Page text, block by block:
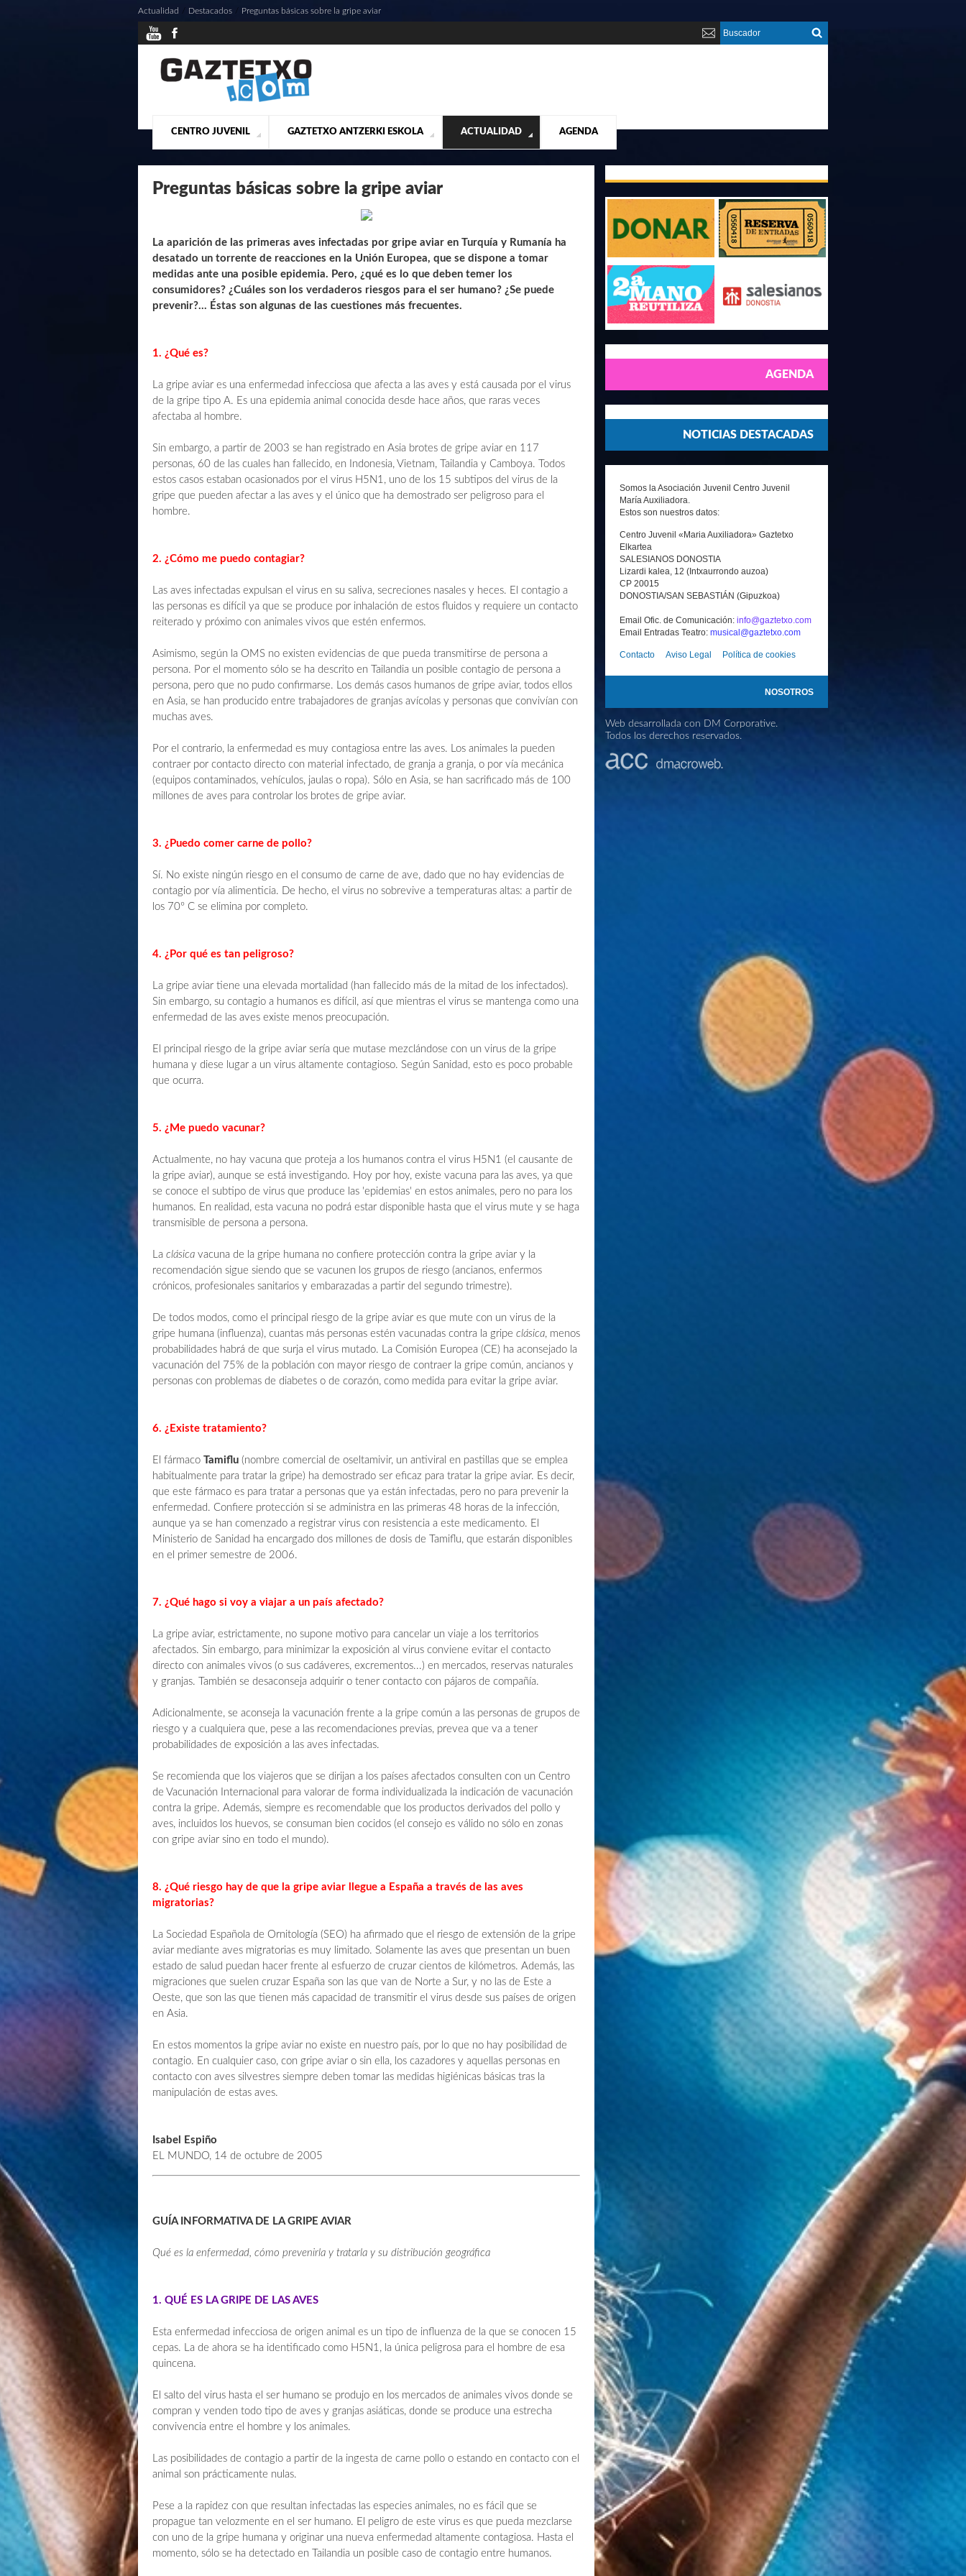
CENTRO JUVENIL
¿QUIENES SOMOS? ACTUALIDAD CONTACTO ¡VUELA ALTO RUBÉN!
GAZTETXO ANTZERKI ESKOLA
PRESENTACIÓN MUSICALES MATERIAL SEGUNDA MANO VENTA
ACTUALIDAD
DESTACADOS VIDEOS
AGENDA
Actualidad Destacados Preguntas básicas sobre la gripe aviar
AGENDA
NOTICIAS DESTACADAS
Somos la Asociación Juvenil Centro Juvenil
María Auxiliadora.
Estos son nuestros datos:
Centro Juvenil «Maria Auxiliadora» Gaztetxo
Elkartea
SALESIANOS DONOSTIA
Lizardi kalea, 12 (Intxaurrondo auzoa)
CP 20015
DONOSTIA/SAN SEBASTIÁN (Gipuzkoa)
Email Ofic. de Comunicación: info@gaztetxo.com
Email Entradas Teatro: musical@gaztetxo.com
Contacto Aviso Legal Política de cookies
NOSOTROS
Web desarrollada con DM Corporative.
Todos los derechos reservados.
Preguntas básicas sobre la gripe aviar
La aparición de las primeras aves infectadas por gripe aviar en Turquía y Rumanía ha
desatado un torrente de reacciones en la Unión Europea, que se dispone a tomar
medidas ante una posible epidemia. Pero, ¿qué es lo que deben temer los
consumidores? ¿Cuáles son los verdaderos riesgos para el ser humano? ¿Se puede
prevenir?... Éstas son algunas de las cuestiones más frecuentes.
1. ¿Qué es?
La gripe aviar es una enfermedad infecciosa que afecta a las aves y está causada por el virus
de la gripe tipo A. Es una epidemia animal conocida desde hace años, que raras veces
afectaba al hombre.
Sin embargo, a partir de 2003 se han registrado en Asia brotes de gripe aviar en 117
personas, 60 de las cuales han fallecido, en Indonesia, Vietnam, Tailandia y Camboya. Todos
estos casos estaban ocasionados por el virus H5N1, uno de los 15 subtipos del virus de la
gripe que pueden afectar a las aves y el único que ha demostrado ser peligroso para el
hombre.
2. ¿Cómo me puedo contagiar?
Las aves infectadas expulsan el virus en su saliva, secreciones nasales y heces. El contagio a
las personas es difícil ya que se produce por inhalación de estos fluidos y requiere un contacto
reiterado y próximo con animales vivos que estén enfermos.
Asimismo, según la OMS no existen evidencias de que pueda transmitirse de persona a
persona. Por el momento sólo se ha descrito en Tailandia un posible contagio de persona a
persona, pero que no pudo confirmarse. Los demás casos humanos de gripe aviar, todos ellos
en Asia, se han producido entre trabajadores de granjas avícolas y personas que convivían con
muchas aves.
Por el contrario, la enfermedad es muy contagiosa entre las aves. Los animales la pueden
contraer por contacto directo con material infectado, de granja a granja, o por vía mecánica
(equipos contaminados, vehículos, jaulas o ropa). Sólo en Asia, se han sacrificado más de 100
millones de aves para controlar los brotes de gripe aviar.
3. ¿Puedo comer carne de pollo?
Sí. No existe ningún riesgo en el consumo de carne de ave, dado que no hay evidencias de
contagio por vía alimenticia. De hecho, el virus no sobrevive a temperaturas altas: a partir de
los 70º C se elimina por completo.
4. ¿Por qué es tan peligroso?
La gripe aviar tiene una elevada mortalidad (han fallecido más de la mitad de los infectados).
Sin embargo, su contagio a humanos es difícil, así que mientras el virus se mantenga como una
enfermedad de las aves existe menos preocupación.
El principal riesgo de la gripe aviar sería que mutase mezclándose con un virus de la gripe
humana y diese lugar a un virus altamente contagioso. Según Sanidad, esto es poco probable
que ocurra.
5. ¿Me puedo vacunar?
Actualmente, no hay vacuna que proteja a los humanos contra el virus H5N1 (el causante de
la gripe aviar), aunque se está investigando. Hoy por hoy, existe vacuna para las aves, ya que
se conoce el subtipo de virus que produce las 'epidemias' en estos animales, pero no para los
humanos. En realidad, esta vacuna no podrá estar disponible hasta que el virus mute y se haga
transmisible de persona a persona.
La clásica vacuna de la gripe humana no confiere protección contra la gripe aviar y la
recomendación sigue siendo que se vacunen los grupos de riesgo (ancianos, enfermos
crónicos, profesionales sanitarios y embarazadas a partir del segundo trimestre).
De todos modos, como el principal riesgo de la gripe aviar es que mute con un virus de la
gripe humana (influenza), cuantas más personas estén vacunadas contra la gripe clásica, menos
probabilidades habrá de que surja el virus mutado. La Comisión Europea (CE) ha aconsejado la
vacunación del 75% de la población con mayor riesgo de contraer la gripe común, ancianos y
personas con problemas de diabetes o de corazón, como medida para evitar la gripe aviar.
6. ¿Existe tratamiento?
El fármaco Tamiflu (nombre comercial de oseltamivir, un antiviral en pastillas que se emplea
habitualmente para tratar la gripe) ha demostrado ser eficaz para tratar la gripe aviar. Es decir,
que este fármaco es para tratar a personas que ya están infectadas, pero no para prevenir la
enfermedad. Confiere protección si se administra en las primeras 48 horas de la infección,
aunque ya se han comenzado a registrar virus con resistencia a este medicamento. El
Ministerio de Sanidad ha encargado dos millones de dosis de Tamiflu, que estarán disponibles
en el primer semestre de 2006.
7. ¿Qué hago si voy a viajar a un país afectado?
La gripe aviar, estrictamente, no supone motivo para cancelar un viaje a los territorios
afectados. Sin embargo, para minimizar la exposición al virus conviene evitar el contacto
directo con animales vivos (o sus cadáveres, excrementos...) en mercados, reservas naturales
y granjas. También se desaconseja adquirir o tener contacto con pájaros de compañía.
Adicionalmente, se aconseja la vacunación frente a la gripe común a las personas de grupos de
riesgo y a cualquiera que, pese a las recomendaciones previas, prevea que va a tener
probabilidades de exposición a las aves infectadas.
Se recomienda que los viajeros que se dirijan a los países afectados consulten con un Centro
de Vacunación Internacional para valorar de forma individualizada la indicación de vacunación
contra la gripe. Además, siempre es recomendable que los productos derivados del pollo y
aves, incluidos los huevos, se consuman bien cocidos (el consejo es válido no sólo en zonas
con gripe aviar sino en todo el mundo).
8. ¿Qué riesgo hay de que la gripe aviar llegue a España a través de las aves
migratorias?
La Sociedad Española de Ornitología (SEO) ha afirmado que el riesgo de extensión de la gripe
aviar mediante aves migratorias es muy limitado. Solamente las aves que presentan un buen
estado de salud puedan hacer frente al esfuerzo de cruzar cientos de kilómetros. Además, las
migraciones que suelen cruzar España son las que van de Norte a Sur, y no las de Este a
Oeste, que son las que tienen más capacidad de transmitir el virus desde sus países de origen
en Asia.
En estos momentos la gripe aviar no existe en nuestro país, por lo que no hay posibilidad de
contagio. En cualquier caso, con gripe aviar o sin ella, los cazadores y aquellas personas en
contacto con aves silvestres siempre deben tomar las medidas higiénicas básicas tras la
manipulación de estas aves.
Isabel Espiño
EL MUNDO, 14 de octubre de 2005
GUÍA INFORMATIVA DE LA GRIPE AVIAR
Qué es la enfermedad, cómo prevenirla y tratarla y su distribución geográfica
1. QUÉ ES LA GRIPE DE LAS AVES
Esta enfermedad infecciosa de origen animal es un tipo de influenza de la que se conocen 15
cepas. La de ahora se ha identificado como H5N1, la única peligrosa para el hombre de esa
quincena.
El salto del virus hasta el ser humano se produjo en los mercados de animales vivos donde se
compran y venden todo tipo de aves y granjas asiáticas, donde se produce una estrecha
convivencia entre el hombre y los animales.
Las posibilidades de contagio a partir de la ingesta de carne pollo o estando en contacto con el
animal son prácticamente nulas.
Pese a la rapidez con que resultan infectadas las especies animales, no es fácil que se
propague tan velozmente en el ser humano. El peligro de este virus es que pueda mezclarse
con uno de la gripe humana y originar una nueva enfermedad altamente contagiosa. Hasta el
momento, sólo se ha detectado en Tailandia un posible caso de contagio entre humanos.